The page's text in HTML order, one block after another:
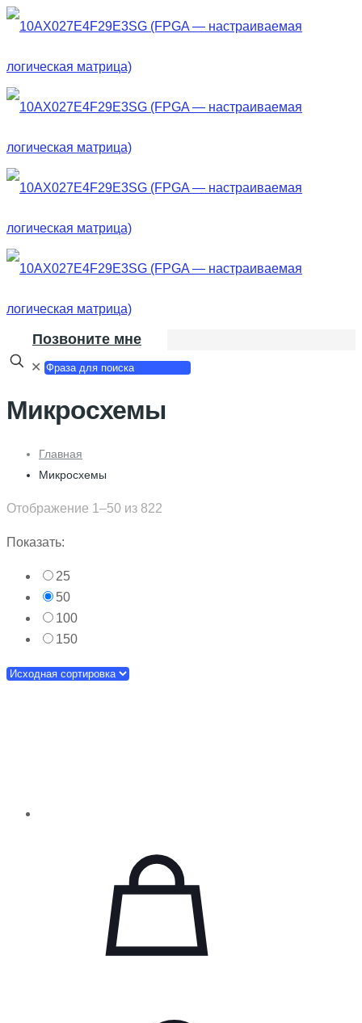
Позвоните мне
✕
Микросхемы
Главная
Микросхемы
Отображение 1–50 из 822
Показать:
25
50
100
150